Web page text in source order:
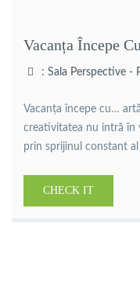
Vacanța Începe
: Sala Perspective -
Vacanța începe cu…
creativitatea nu intră în
prin sprijinul constant
talentului tinerilor din
CHECK IT